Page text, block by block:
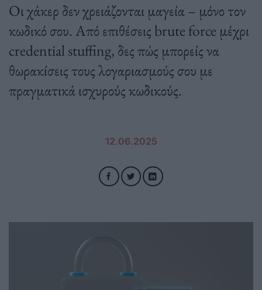
Οι χάκερ δεν χρειάζονται μαγεία – μόνο τον
κωδικό σου. Από επιθέσεις brute force μέχρι
credential stuffing, δες πώς μπορείς να
θωρακίσεις τους λογαριασμούς σου με
πραγματικά ισχυρούς κωδικούς.
12.06.2025